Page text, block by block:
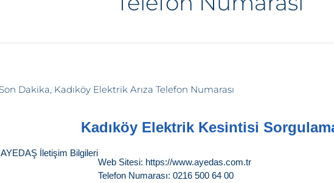
Kadıköy Elektrik Kesintisi
AYEDAŞ İletişim Bilgileri
Web Sitesi: https://www.ayedas.com.tr
Telefon Numarası: 0216 500 64 00